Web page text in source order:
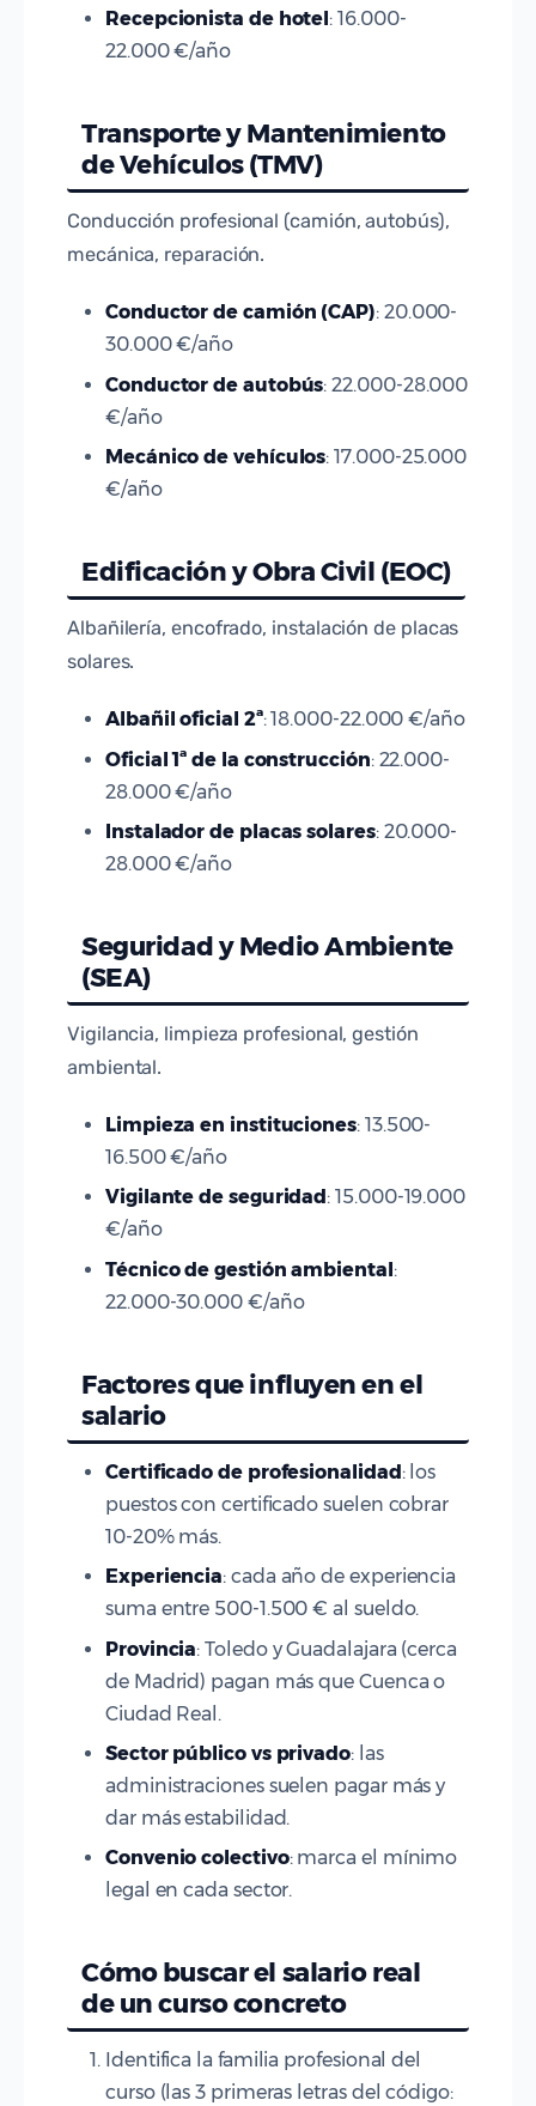
Recepcionista de hotel : 16.000-
22.000 €/año
Transporte y Mantenimiento
de Vehículos (TMV)
Conducción profesional (camión, autobús),
mecánica, reparación.
Conductor de camión (CAP): 20.000-
30.000 €/año
Conductor de autobús: 22.000-28.000
€/año
Mecánico de vehículos: 17.000-25.000
€/año
Edificación y Obra Civil (EOC)
Albañilería, encofrado, instalación de placas
solares.
Albañil oficial 2ª: 18.000-22.000 €/año
Oficial 1ª de la construcción: 22.000-
28.000 €/año
Instalador de placas solares: 20.000-
28.000 €/año
Seguridad y Medio Ambiente
(SEA)
Vigilancia, limpieza profesional, gestión
ambiental.
Limpieza en instituciones: 13.500-
16.500 €/año
Vigilante de seguridad : 15.000-19.000
€/año
Técnico de gestión ambiental:
22.000-30.000 €/año
Factores que influyen en el
salario
Certificado de profesionalidad: los
puestos con certificado suelen cobrar
10-20% más.
Experiencia: cada año de experiencia
suma entre 500-1.500 € al sueldo.
Provincia: Toledo y Guadalajara (cerca
de Madrid) pagan más que Cuenca o
Ciudad Real.
Sector público vs privado: las
administraciones suelen pagar más y
dar más estabilidad.
Convenio colectivo: marca el mínimo
legal en cada sector.
Cómo buscar el salario real
de un curso concreto
Identifica la familia profesional del
curso (las 3 primeras letras del código: